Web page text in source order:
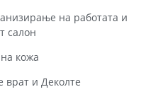
на работата и
салон
кожа
врат и Деколте